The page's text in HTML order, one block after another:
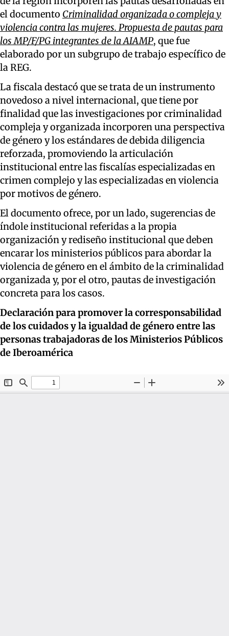
el documento Criminalidad organizada o compleja y
violencia contra las mujeres. Propuesta de pautas para
los MP/F/PG integrantes de la AIAMP, que fue
elaborado por un subgrupo de trabajo específico de
la REG.
La fiscala destacó que se trata de un instrumento
novedoso a nivel internacional, que tiene por
finalidad que las investigaciones por criminalidad
compleja y organizada incorporen una perspectiva
de género y los estándares de debida diligencia
reforzada, promoviendo la articulación
institucional entre las fiscalías especializadas en
crimen complejo y las especializadas en violencia
por motivos de género.
El documento ofrece, por un lado, sugerencias de
índole institucional referidas a la propia
organización y rediseño institucional que deben
encarar los ministerios públicos para abordar la
violencia de género en el ámbito de la criminalidad
organizada y, por el otro, pautas de investigación
concreta para los casos.
Declaración para promover la corresponsabilidad
de los cuidados y la igualdad de género entre las
personas trabajadoras de los Ministerios Públicos
de Iberoamérica